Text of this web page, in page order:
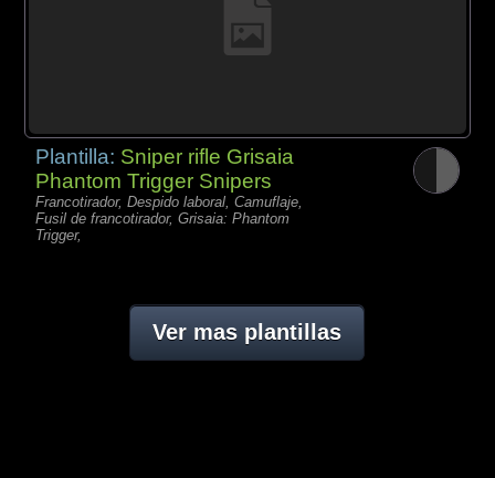
Plantilla: Sniper rifle Grisaia
Phantom Trigger Snipers
Francotirador, Despido laboral, Camuflaje,
Fusil de francotirador, Grisaia: Phantom
Trigger,
Ver mas plantillas